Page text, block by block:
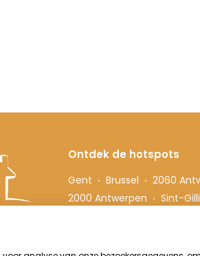
Ontdek de hotspots
Gent Brussel
2060
2000 Antwerpen
Sint-